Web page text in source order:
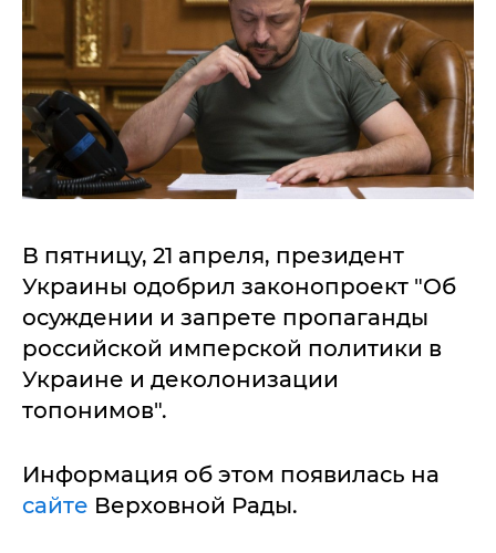
В пятницу, 21 апреля, президент
Украины одобрил законопроект "Об
осуждении и запрете пропаганды
российской имперской политики в
Украине и деколонизации
топонимов".
Информация об этом появилась на
сайте Верховной Рады.